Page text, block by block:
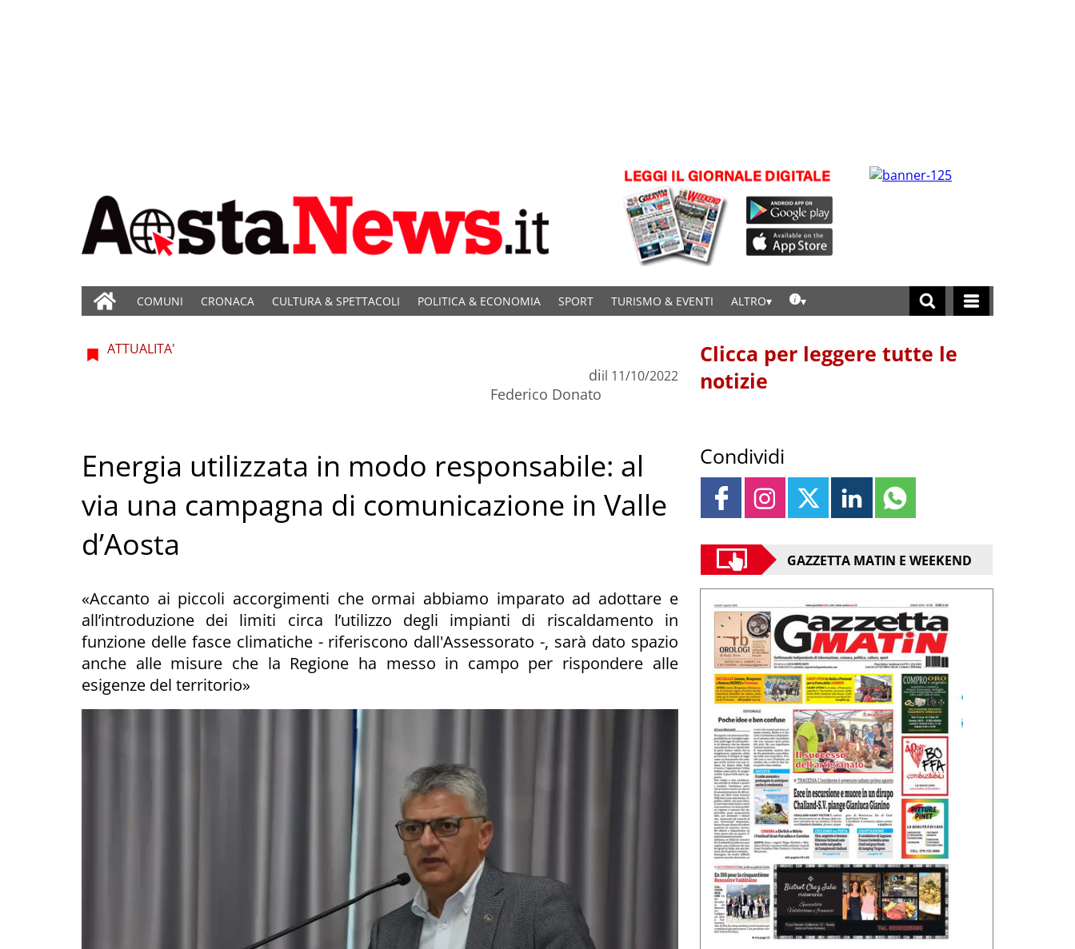
COMUNI CRONACA CULTURA & SPETTACOLI POLITICA & ECONOMIA SPORT TURISMO & EVENTI ALTRO
ATTUALITA'
di
Federico Donato
il 11/10/2022
Energia utilizzata in modo responsabile: al
via una campagna di comunicazione in Valle
d’Aosta
«Accanto ai piccoli accorgimenti che ormai abbiamo imparato ad adottare e
all’introduzione dei limiti circa l’utilizzo degli impianti di riscaldamento in
funzione delle fasce climatiche - riferiscono dall'Assessorato -, sarà dato spazio
anche alle misure che la Regione ha messo in campo per rispondere alle
esigenze del territorio»
Clicca per leggere tutte le
notizie
Condividi
GAZZETTA MATIN E WEEKEND